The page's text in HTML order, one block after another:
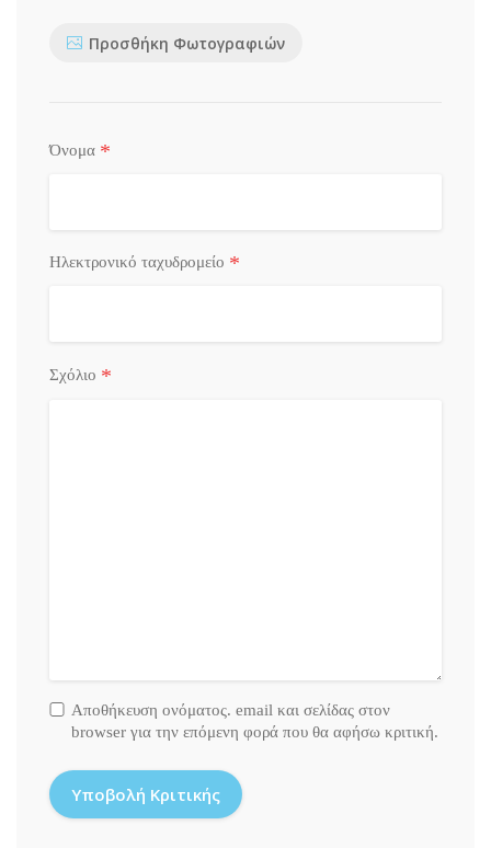
Προσθήκη Φωτογραφιών
Όνομα *
Ηλεκτρονικό ταχυδρομείο *
Σχόλιο *
Αποθήκευση ονόματος. email και σελίδας στον
browser για την επόμενη φορά που θα αφήσω κριτική.